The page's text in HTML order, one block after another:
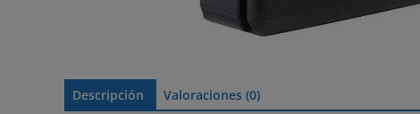
Descripción Valoraciones (0)